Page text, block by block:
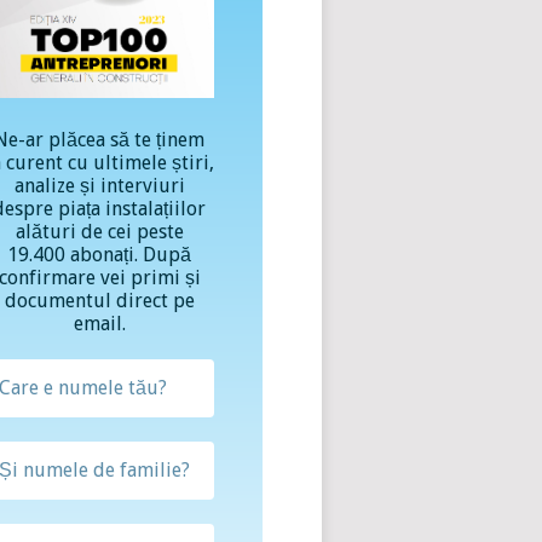
ar plăcea să te ținem
curent cu ultimele știri,
analize și interviuri
piața instalațiilor
alături de cei peste
19.400 abonați. După
vei primi și
documentul direct pe
email.